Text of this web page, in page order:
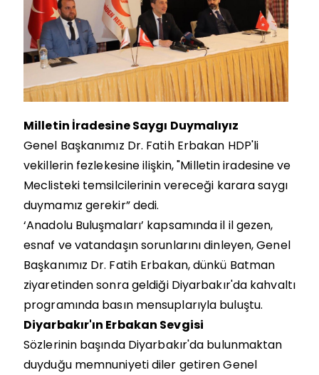
Milletin İradesine Saygı Duymalıyız
Genel Başkanımız Dr. Fatih Erbakan HDP'li
vekillerin fezlekesine ilişkin, "Milletin iradesine ve
Meclisteki temsilcilerinin vereceği karara saygı
duymamız gerekir” dedi.
‘Anadolu Buluşmaları’ kapsamında il il gezen,
esnaf ve vatandaşın sorunlarını dinleyen, Genel
Başkanımız Dr. Fatih Erbakan, dünkü Batman
ziyaretinden sonra geldiği Diyarbakır'da kahvaltı
programında basın mensuplarıyla buluştu.
Diyarbakır'ın Erbakan Sevgisi
Sözlerinin başında Diyarbakır'da bulunmaktan
duyduğu memnuniyeti diler getiren Genel